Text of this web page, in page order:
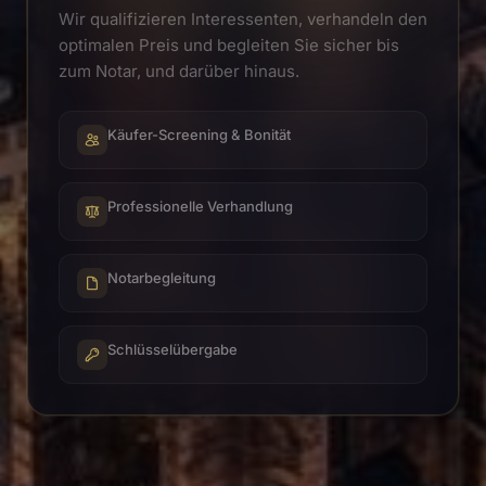
Wir qualifizieren Interessenten, verhandeln den
optimalen Preis und begleiten Sie sicher bis
zum Notar, und darüber hinaus.
Käufer-Screening & Bonität
Professionelle Verhandlung
Notarbegleitung
Schlüsselübergabe